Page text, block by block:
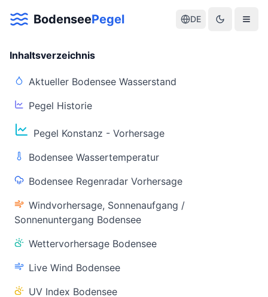
BodenseePegel DE
Inhaltsverzeichnis
Aktueller Bodensee Wasserstand
Pegel Historie
Pegel Konstanz - Vorhersage
Bodensee Wassertemperatur
Bodensee Regenradar Vorhersage
Windvorhersage, Sonnenaufgang /
Sonnenuntergang Bodensee
Wettervorhersage Bodensee
Live Wind Bodensee
UV Index Bodensee
Aktuelle Warnlage Bodensee
Aktueller Bodensee Pegel & Wasserstand
Live-Daten
(Konstanz)
Wassertemperatur
(Friedrichshafen)
Warnstatus
✅ Keine